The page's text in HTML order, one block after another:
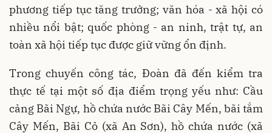
phương tiếp tục tăng trưởng; văn hóa - xã hội có
nhiều nổi bật; quốc phòng - an ninh, trật tự, an
toàn xã hội tiếp tục được giữ vững ổn định.
Trong chuyến công tác, Đoàn đã đến kiểm tra
thực tế tại một số địa điểm trọng yếu như: Cầu
cảng Bãi Ngự, hồ chứa nước Bãi Cây Mến, bãi tắm
Cây Mến, Bãi Cỏ (xã An Sơn), hồ chứa nước (xã